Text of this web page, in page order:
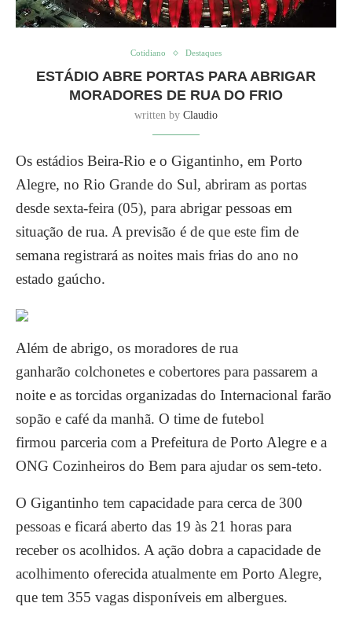
Cotidiano Destaques
ESTÁDIO ABRE PORTAS PARA ABRIGAR
MORADORES DE RUA DO FRIO
written by Claudio
Os estádios Beira-Rio e o Gigantinho, em Porto
Alegre, no Rio Grande do Sul, abriram as portas
desde sexta-feira (05), para abrigar pessoas em
situação de rua. A previsão é de que este fim de
semana registrará as noites mais frias do ano no
estado gaúcho.
Além de abrigo, os moradores de rua
ganharão colchonetes e cobertores para passarem a
noite e as torcidas organizadas do Internacional farão
sopão e café da manhã. O time de futebol
firmou parceria com a Prefeitura de Porto Alegre e a
ONG Cozinheiros do Bem para ajudar os sem-teto.
O Gigantinho tem capacidade para cerca de 300
pessoas e ficará aberto das 19 às 21 horas para
receber os acolhidos. A ação dobra a capacidade de
acolhimento oferecida atualmente em Porto Alegre,
que tem 355 vagas disponíveis em albergues.